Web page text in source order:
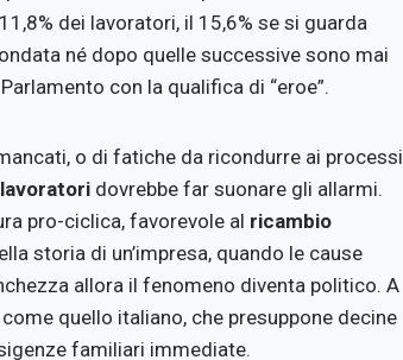
dei lavoratori, il 15,6% se si guarda
né dopo quelle successive sono mai
con la qualifica di “eroe”.
o di fatiche da ricondurre ai processi
dovrebbe far suonare gli allarmi.
pro-ciclica, favorevole al ricambio
storia di un’impresa, quando le cause
allora il fenomeno diventa politico. A
quello italiano, che presuppone decine
familiari immediate.